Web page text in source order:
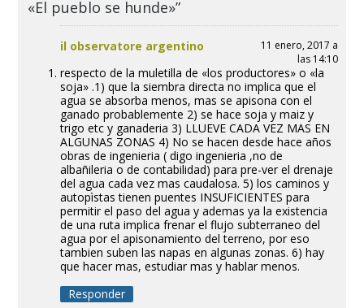
«El pueblo se hunde»”
il observatore argentino
11 enero, 2017 a
las 14:10
respecto de la muletilla de «los productores» o «la
soja» .1) que la siembra directa no implica que el
agua se absorba menos, mas se apisona con el
ganado probablemente 2) se hace soja y maiz y
trigo etc y ganaderia 3) LLUEVE CADA VEZ MAS EN
ALGUNAS ZONAS 4) No se hacen desde hace años
obras de ingenieria ( digo ingenieria ,no de
albañileria o de contabilidad) para pre-ver el drenaje
del agua cada vez mas caudalosa. 5) los caminos y
autopìstas tienen puentes INSUFICIENTES para
permitir el paso del agua y ademas ya la existencia
de una ruta implica frenar el flujo subterraneo del
agua por el apisonamiento del terreno, por eso
tambien suben las napas en algunas zonas. 6) hay
que hacer mas, estudiar mas y hablar menos.
Responder